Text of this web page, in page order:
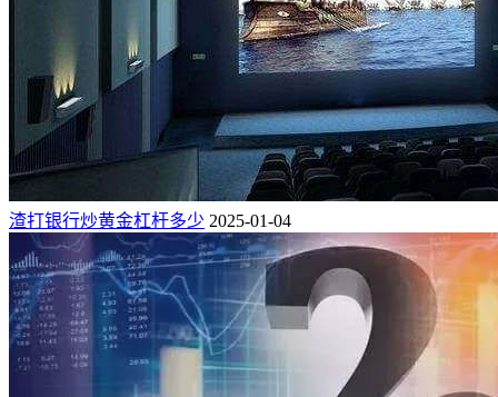
渣打银行炒黄金杠杆多少 2025-01-04